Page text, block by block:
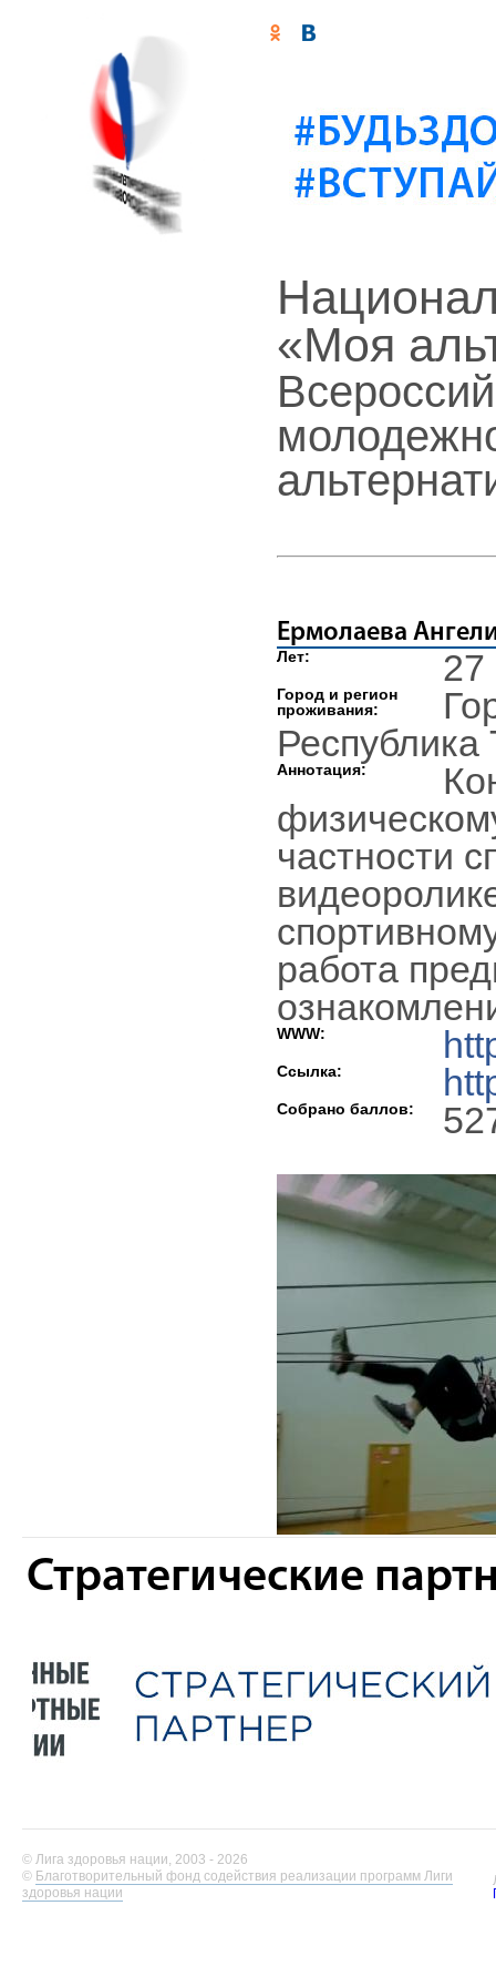
«Моя
Ермолаева
Лет: 27
Город и регион
проживания:
Республика
Аннотация:
частности
работа
WWW:
Ссылка:
Собрано баллов:
Стратегические
© Лига здоровья нации, 2003 - 2026
© Благотворительный фонд содействия реализации программ Лиги
здоровья нации